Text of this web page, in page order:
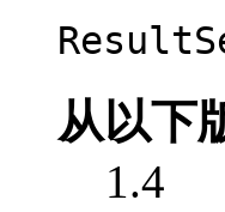
从以下
1.4